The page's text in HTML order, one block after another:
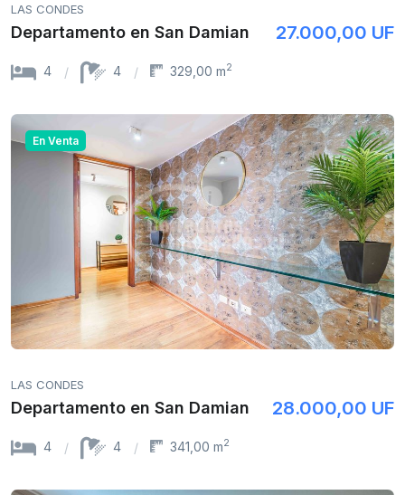
LAS CONDES
Departamento en San Damian 27.000,00 UF
4 4 329,00 m2
En Venta
LAS CONDES
Departamento en San Damian 28.000,00 UF
4 4 341,00 m2